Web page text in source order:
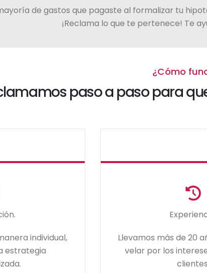
de gastos que pagaste al formalizar tu
¡Reclama lo que te pertenece! Te
¿Cómo
paso a paso para
individual,
estrategia
Llevamos más de 20
velar por los